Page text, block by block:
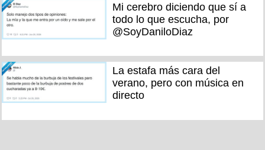
Mi cerebro diciendo que sí a
todo lo que escucha, por
@SoyDaniloDiaz
La estafa más cara del
verano, pero con música en
directo